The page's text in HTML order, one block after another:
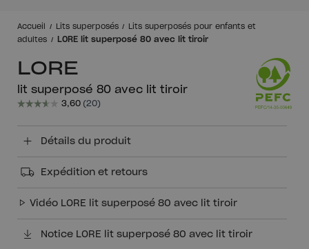
Accueil Lits superposés
Lits superposés pour enfants et
adultes
LORE lit superposé 80 avec lit tiroir
LORE
lit superposé 80 avec lit tiroir
Détails du produit
Expédition et retours
Vidéo LORE lit superposé 80 avec lit tiroir
Notice LORE lit superposé 80 avec lit tiroir